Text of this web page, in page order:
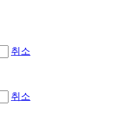
취소
취소